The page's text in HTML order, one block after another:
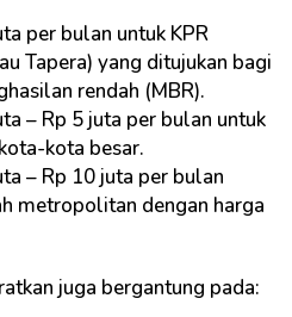
per bulan untuk KPR
Tapera) yang ditujukan bagi
rendah (MBR).
– Rp 5 juta per bulan untuk
kota besar.
– Rp 10 juta per bulan
metropolitan dengan harga
juga bergantung pada: